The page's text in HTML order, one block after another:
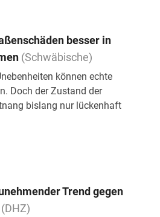
besser in
(Schwäbische)
können echte
Doch der Zustand der
bislang nur lückenhaft
Trend gegen
(DHZ)